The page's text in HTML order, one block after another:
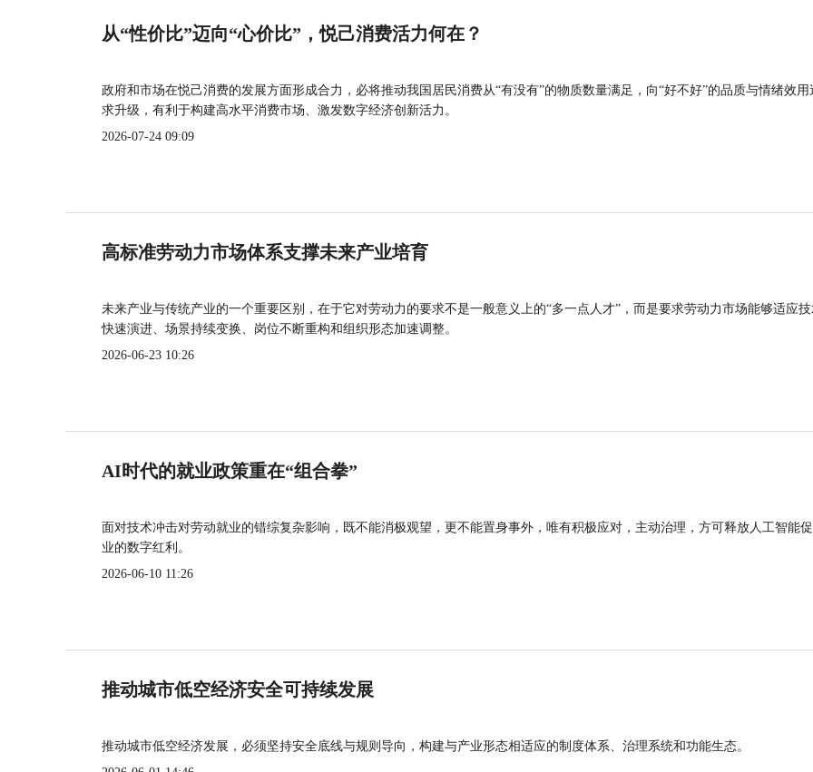
从“性价比”迈向“心价比”，悦己消费活力何在？
政府和市场在悦己消费的发展方面形成合力，必将推动我国居民消费从“有没有”的物质数量满足，向“好不好”的品质与情绪效用
求升级，有利于构建高水平消费市场、激发数字经济创新活力。
2026-07-24 09:09
高标准劳动力市场体系支撑未来产业培育
未来产业与传统产业的一个重要区别，在于它对劳动力的要求不是一般意义上的“多一点人才”，而是要求劳动力市场能够适应
快速演进、场景持续变换、岗位不断重构和组织形态加速调整。
2026-06-23 10:26
AI时代的就业政策重在“组合拳”
面对技术冲击对劳动就业的错综复杂影响，既不能消极观望，更不能置身事外，唯有积极应对，主动治理，方可释放人工智能
业的数字红利。
2026-06-10 11:26
推动城市低空经济安全可持续发展
推动城市低空经济发展，必须坚持安全底线与规则导向，构建与产业形态相适应的制度体系、治理系统和功能生态。